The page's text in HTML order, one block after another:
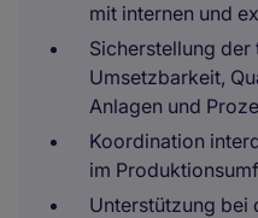
mit internen und
Sicherstellung der
Umsetzbarkeit,
Anlagen und
Koordination
im
Unterstützung bei